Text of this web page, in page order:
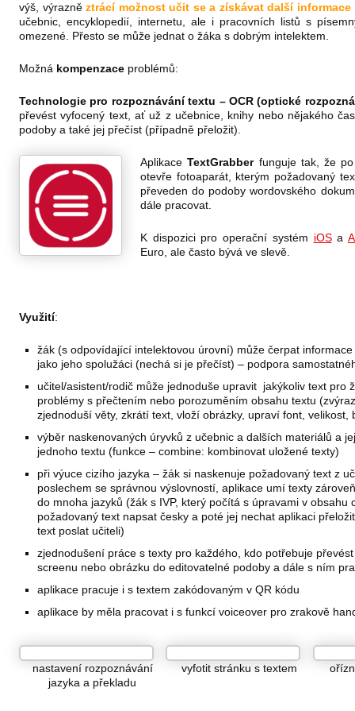
výš, výrazně ztrácí možnost učit se a získávat další
učebnic, encyklopedií, internetu, ale i pracovních listů s
omezené. Přesto se může jednat o žáka s dobrým intelektem.
Možná kompenzace problémů:
Technologie pro rozpoznávání textu – OCR (optické
převést vyfocený text, ať už z učebnice, knihy nebo nějakého
podoby a také jej přečíst (případně přeložit).
AplikaceTextGrabberfunguje tak, že po
otevře fotoaparát, kterým požadovaný
převeden do podoby wordovského
dále pracovat.
K dispozici pro operační systém iOSa
Euro, ale často bývá ve slevě.
Využití:
žák (s odpovídající intelektovou úrovní) může čerpat
jako jeho spolužáci (nechá si je přečíst) – podpora
učitel/asistent/rodič může jednoduše upravit jakýkoliv text pro
problémy s přečtením nebo porozuměním obsahu textu
zjednoduší věty, zkrátí text, vloží obrázky, upraví font,
výběr naskenovaných úryvků z učebnic a dalších materiálů a
jednoho textu (funkce – combine: kombinovat uložené texty)
při výuce cizího jazyka – žák si naskenuje požadovaný text z
poslechem se správnou výslovností, aplikace umí texty
do mnoha jazyků (žák s IVP, který počítá s úpravami v obsahu
požadovaný text napsat česky a poté jej nechat aplikaci
text poslat učiteli)
zjednodušení práce s texty pro každého, kdo potřebuje
screenu nebo obrázku do editovatelné podoby a dále s ním
aplikace pracuje i s textem zakódovaným v QR kódu
aplikace by měla pracovat i s funkcí voiceover pro zrakově
nastavení rozpoznávání
jazyka a překladu
vyfotit stránku s textem